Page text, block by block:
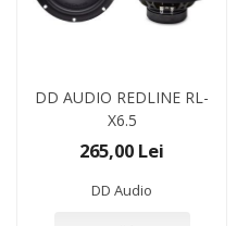
DD AUDIO REDLINE RL-
X6.5
265,00 Lei
DD Audio